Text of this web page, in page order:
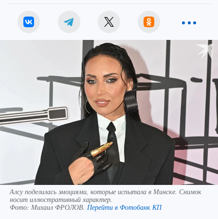
Алсу поделилась эмоциями, которые испытала в Минске. Снимок
носит иллюстративный характер.
Фото: Михаил ФРОЛОВ. Перейти в Фотобанк КП